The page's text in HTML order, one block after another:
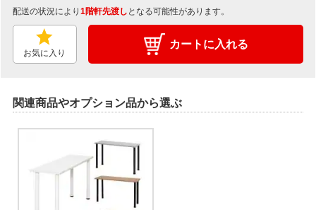
配送の状況により 1階軒先渡し となる可能性があります。
お気に入り
カートに入れる
関連商品やオプション品から選ぶ